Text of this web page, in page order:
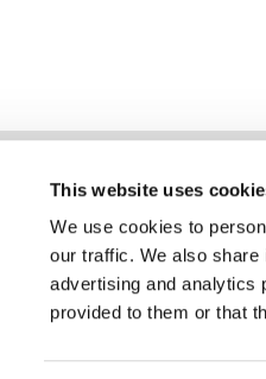
This website uses
We use cookies to
our traffic. We also
advertising and analytics
provided to them or that